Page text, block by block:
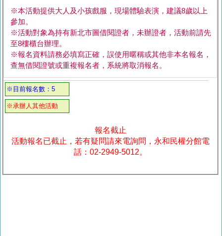
※本活動提供大人及小孩戲服，現場體驗表演，建議8歲以上
參加。
※活動對象為持有新北市圖借閱證者，未辦證者，活動前請先
至8樓櫃台辦理。
※報名資料請務必填寫正確，誤使用暱稱或其他非本名報名，
查無借閱證號或重複報名者，系統將取消報名。
※目前報名數：5
※承辦人其他活動
報名截止
活動報名已截止，若有疑問請來電詢問，永和民權分館電
話：02-2949-5012。